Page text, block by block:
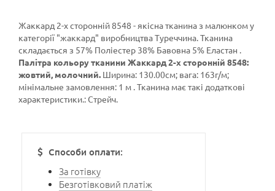
Жаккард 2-х сторонній 8548 - якісна тканина з малюнком у
категорії "жаккард" виробництва Туреччина. Тканина
складається з 57% Поліестер 38% Бавовна 5% Еластан .
Палітра кольору тканини Жаккард 2-х сторонній 8548:
жовтий, молочний. Ширина: 130.00см; вага: 163г/м;
мінімальне замовлення: 1 м . Тканина має такі додаткові
характеристики.: Стрейч.
Способи оплати:
За готівку
Безготівковий платіж